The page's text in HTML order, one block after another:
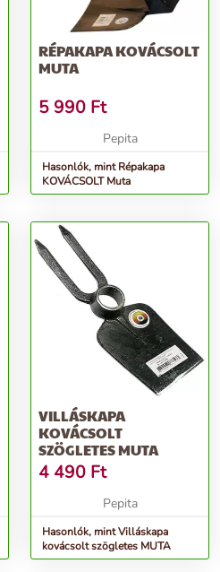
RÉPAKAPA KOVÁCSOLT
MUTA
5 990 Ft
Pepita
Hasonlók, mint Répakapa
KOVÁCSOLT Muta
VILLÁSKAPA
KOVÁCSOLT
SZÖGLETES MUTA
4 490 Ft
Pepita
Hasonlók, mint Villáskapa
kovácsolt szögletes MUTA